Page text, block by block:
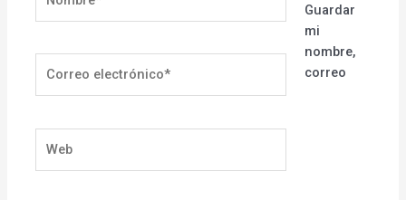
electrónico*
Guardar
mi
nombre,
correo